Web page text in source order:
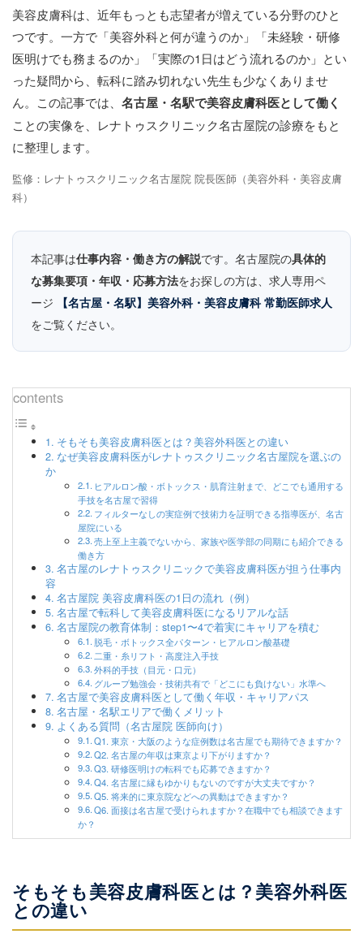
美容皮膚科は、近年もっとも志望者が増えている分野のひと
つです。一方で「美容外科と何が違うのか」「未経験・研修
医明けでも務まるのか」「実際の1日はどう流れるのか」とい
った疑問から、転科に踏み切れない先生も少なくありませ
ん。この記事では、 名古屋・名駅で美容皮膚科医として働く
ことの実像を、レナトゥスクリニック名古屋院の診療をもと
に整理します。
監修：レナトゥスクリニック名古屋院 院長医師（美容外科・美容皮膚
科）
本記事は仕事内容・働き方の解説です。名古屋院の具体的
な募集要項・年収・応募方法をお探しの方は、求人専用ペ
ージ
【名古屋・名駅】美容外科・美容皮膚科 常勤医師求人
をご覧ください。
contents
そもそも美容皮膚科医とは？美容外科医との違い
なぜ美容皮膚科医がレナトゥスクリニック名古屋院を選ぶの
か
ヒアルロン酸・ボトックス・肌育注射まで、どこでも通用する
手技を名古屋で習得
フィルターなしの実症例で技術力を証明できる指導医が、名古
屋院にいる
売上至上主義でないから、家族や医学部の同期にも紹介できる
働き方
名古屋のレナトゥスクリニックで美容皮膚科医が担う仕事内
容
名古屋院 美容皮膚科医の1日の流れ（例）
名古屋で転科して美容皮膚科医になるリアルな話
名古屋院の教育体制：step1〜4で着実にキャリアを積む
脱毛・ボトックス全パターン・ヒアルロン酸基礎
二重・糸リフト・高度注入手技
外科的手技（目元・口元）
グループ勉強会・技術共有で「どこにも負けない」水準へ
名古屋で美容皮膚科医として働く年収・キャリアパス
名古屋・名駅エリアで働くメリット
よくある質問（名古屋院 医師向け）
Q1. 東京・大阪のような症例数は名古屋でも期待できますか？
Q2. 名古屋の年収は東京より下がりますか？
Q3. 研修医明けの転科でも応募できますか？
Q4. 名古屋に縁もゆかりもないのですが大丈夫ですか？
Q5. 将来的に東京院などへの異動はできますか？
Q6. 面接は名古屋で受けられますか？在職中でも相談できます
か？
そもそも美容皮膚科医とは？美容外科医
との違い